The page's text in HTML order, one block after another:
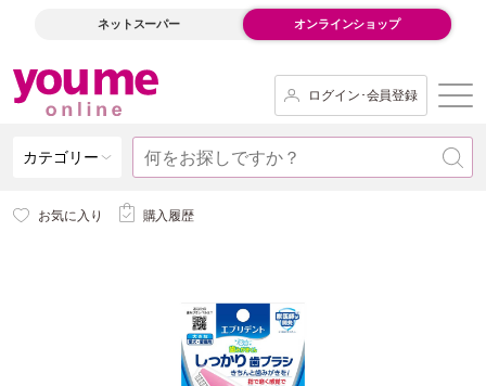
ネットスーパー オンラインショップ
ログイン･会員登録
カテゴリー
お気に入り 購入履歴